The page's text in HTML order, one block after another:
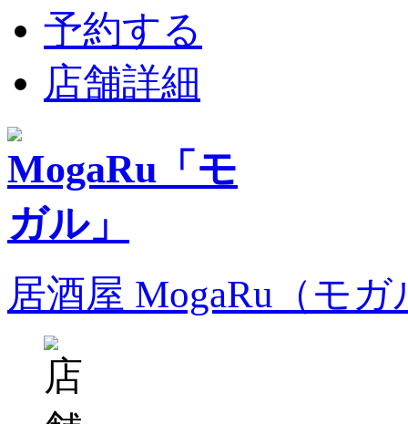
予約する
店舗詳細
居酒屋 MogaRu（モ